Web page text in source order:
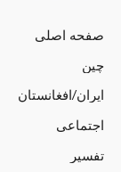
صفحه اصلی
چین
ایران/افغانستان
اجتماعی
تفسیر